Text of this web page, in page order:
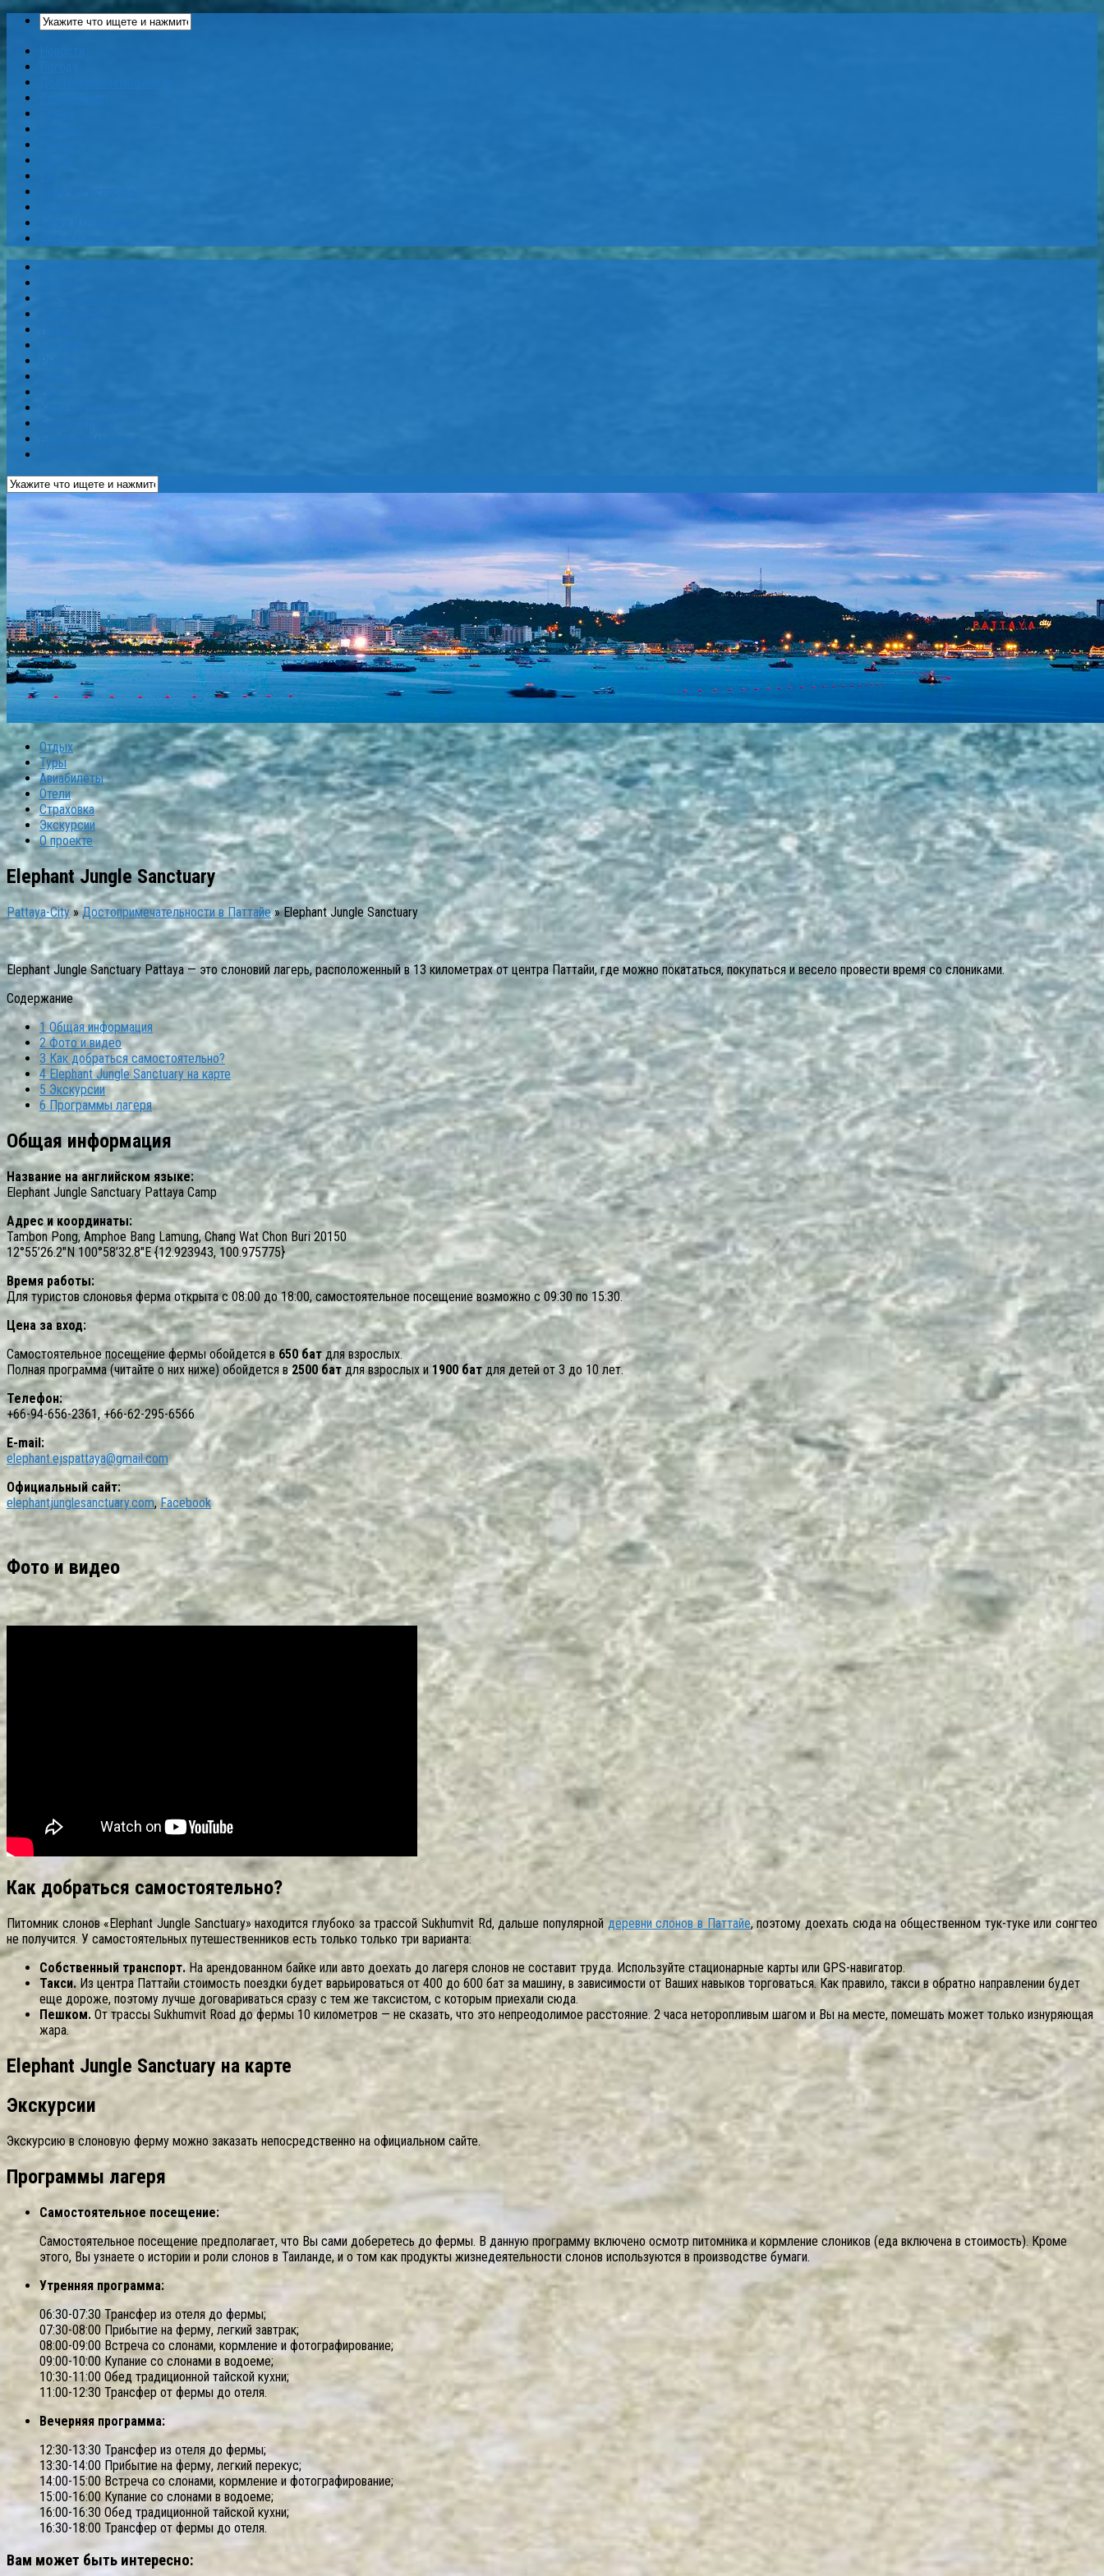
Отдых
Туры
Авиабилеты
Отели
Страховка
Экскурсии
О проекте
Elephant Jungle Sanctuary
Pattaya-City »Достопримечательности в Паттайе»Elephant Jungle Sanctuary
Elephant Jungle Sanctuary Pattaya — это слоновий лагерь, расположенный в 13 километрах от центра Паттайи, где можно покататься, покупаться и весело провести время со слониками.
Содержание
1 Общая информация
2Фото и видео
3 Как добраться самостоятельно?
4Elephant Jungle Sanctuary на карте
5 Экскурсии
6 Программы лагеря
Общая информация
Название на английском языке:
Elephant Jungle Sanctuary Pattaya Camp
Адрес и координаты:
Tambon Pong, Amphoe Bang Lamung, Chang Wat Chon Buri 20150
12°55’26.2″N 100°58’32.8″E {12.923943, 100.975775}
Время работы:
Для туристов слоновья ферма открыта с 08:00 до 18:00, самостоятельное посещение возможно с 09:30 по 15:30.
Цена за вход:
Самостоятельное посещение фермы обойдется в650 батдля взрослых.
Полная программа (читайте о них ниже) обойдется в2500 батдля взрослых и 1900 батдля детей от 3 до 10 лет.
Телефон:
+66-94-656-2361, +66-62-295-6566
E-mail:
elephant.ejspattaya@gmail.com
Официальный сайт:
elephantjunglesanctuary.com,Facebook
Фото и видео
Как добраться самостоятельно?
Питомник слонов «Elephant Jungle Sanctuary» находится глубоко за трассой Sukhumvit Rd, дальше популярной деревни слонов в Паттайе, поэтому доехать сюда на общественном тук-туке или сонгтео
не получится. У самостоятельных путешественников есть только только три варианта:
Собственный транспорт. На арендованном байке или авто доехать до лагеря слонов не составит труда. Используйте стационарные карты или GPS-навигатор.
Такси.Из центра Паттайи стоимость поездки будет варьироваться от 400 до 600 бат за машину, в зависимости от Ваших навыков торговаться. Как правило, такси в обратно направлении будет
еще дороже, поэтому лучше договариваться сразу с тем же таксистом, с которым приехали сюда.
Пешком. От трассы Sukhumvit Road до фермы 10 километров — не сказать, что это непреодолимое расстояние. 2 часа неторопливым шагом и Вы на месте, помешать может только изнуряющая
жара.
Elephant Jungle Sanctuary на карте
Экскурсии
Экскурсию в слоновую ферму можно заказать непосредственно на официальном сайте.
Программы лагеря
Самостоятельное посещение:
Самостоятельное посещение предполагает, что Вы сами доберетесь до фермы. В данную программу включено осмотр питомника и кормление слоников (еда включена в стоимость). Кроме
этого, Вы узнаете о истории и роли слонов в Таиланде, и о том как продукты жизнедеятельности слонов используются в производстве бумаги.
Утренняя программа:
06:30-07:30 Трансфер из отеля до фермы;
07:30-08:00 Прибытие на ферму, легкий завтрак;
08:00-09:00 Встреча со слонами, кормление и фотографирование;
09:00-10:00 Купание со слонами в водоеме;
10:30-11:00 Обед традиционной тайской кухни;
11:00-12:30 Трансфер от фермы до отеля.
Вечерняя программа:
12:30-13:30 Трансфер из отеля до фермы;
13:30-14:00 Прибытие на ферму, легкий перекус;
14:00-15:00 Встреча со слонами, кормление и фотографирование;
15:00-16:00 Купание со слонами в водоеме;
16:00-16:30 Обед традиционной тайской кухни;
16:30-18:00 Трансфер от фермы до отеля.
Вам может быть интересно: